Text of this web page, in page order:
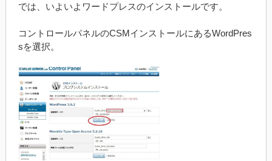
では、いよいよワードプレスのインストールです。
コントロールパネルのCSMインストールにあるWordPres
sを選択。